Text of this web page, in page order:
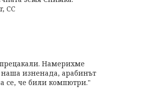
Намерихме
наша изненада, арабинът
се, че били компютри."